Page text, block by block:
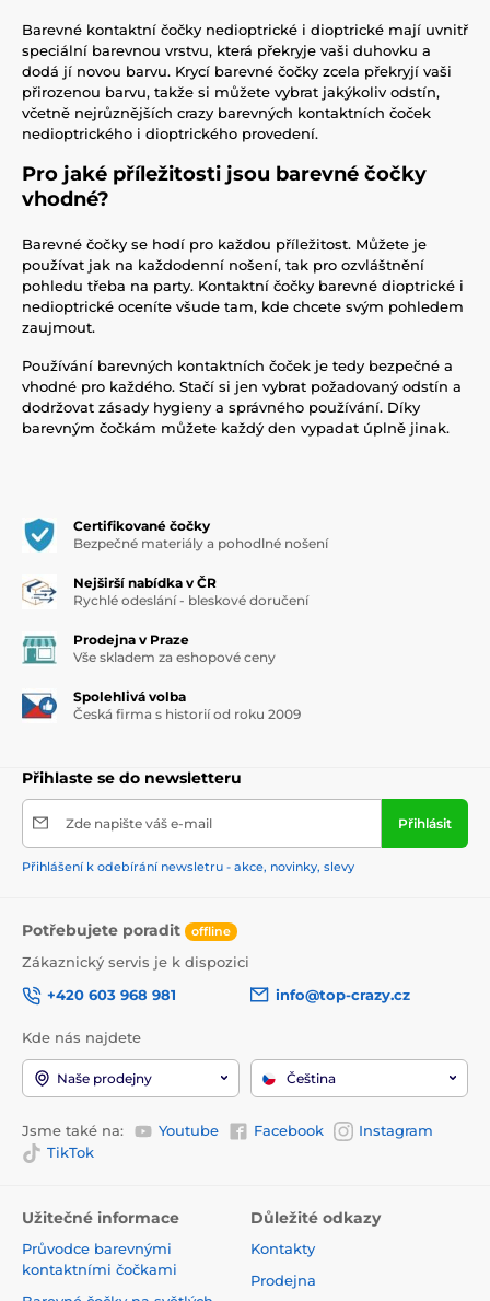
Barevné kontaktní čočky nedioptrické i dioptrické mají uvnitř
speciální barevnou vrstvu, která překryje vaši duhovku a
dodá jí novou barvu. Krycí barevné čočky zcela překryjí vaši
přirozenou barvu, takže si můžete vybrat jakýkoliv odstín,
včetně nejrůznějších crazy barevných kontaktních čoček
nedioptrického i dioptrického provedení.
Pro jaké příležitosti jsou barevné čočky
vhodné?
Barevné čočky se hodí pro každou příležitost. Můžete je
používat jak na každodenní nošení, tak pro ozvláštnění
pohledu třeba na party. Kontaktní čočky barevné dioptrické i
nedioptrické oceníte všude tam, kde chcete svým pohledem
zaujmout.
Používání barevných kontaktních čoček je tedy bezpečné a
vhodné pro každého. Stačí si jen vybrat požadovaný odstín a
dodržovat zásady hygieny a správného používání. Díky
barevným čočkám můžete každý den vypadat úplně jinak.
Certifikované čočky
Bezpečné materiály a pohodlné nošení
Nejširší nabídka v ČR
Rychlé odeslání - bleskové doručení
Prodejna v Praze
Vše skladem za eshopové ceny
Spolehlivá volba
Česká firma s historií od roku 2009
Přihlaste se do newsletteru
Zde napište váš e-mail Přihlásit
Přihlášení k odebírání newsletru - akce, novinky, slevy
Potřebujete poradit offline
Zákaznický servis je k dispozici
+420 603 968 981
info@top-crazy.cz
Kde nás najdete
Naše prodejny Čeština
Jsme také na: Youtube Facebook
Instagram
TikTok
Užitečné informace
Průvodce barevnými
kontaktními čočkami
Důležité odkazy
Kontakty
Prodejna